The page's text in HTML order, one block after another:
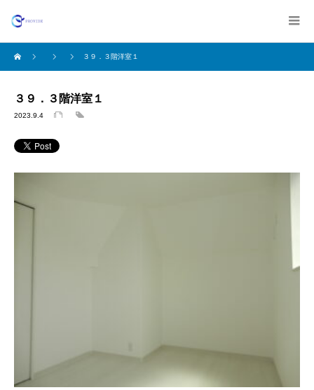
３９．３階洋室１
３９．３階洋室１
2023.9.4